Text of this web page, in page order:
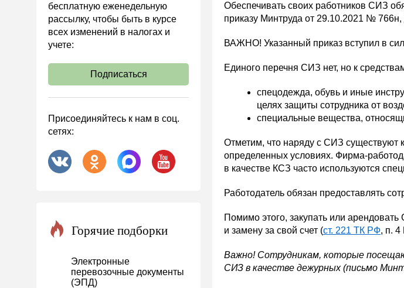
Охрана труда и аттестация
Охрана труда
Валютные операции
Налоговая система РФ
Налоговое планирование
Договоры
АО
Проекты
Банк касса
Расчеты
бесплатную еженедельную
рассылку, чтобы быть в курсе
всех изменений в налогах и
учете:
Подписаться
Присоединяйтесь к нам в соц.
сетях:
Горячие подборки
Электронные
перевозочные документы
(ЭПД)
Обеспечивать своих работников СИЗ
приказу Минтруда от 29.10.2021 №
ВАЖНО! Указанный приказ вступил в
Единого перечня СИЗ нет, но к
спецодежда, обувь и иные
целях защиты сотрудника от
специальные вещества,
Отметим, что наряду с СИЗ существуют
определенных условиях. Фирма-
в качестве КСЗ часто используются
Работодатель обязан предоставлять
Помимо этого, закупать или
и замену за свой счет (ст. 221 ТК РФ, п.
Важно! Сотрудникам, которые
СИЗ в качестве дежурных (письмо